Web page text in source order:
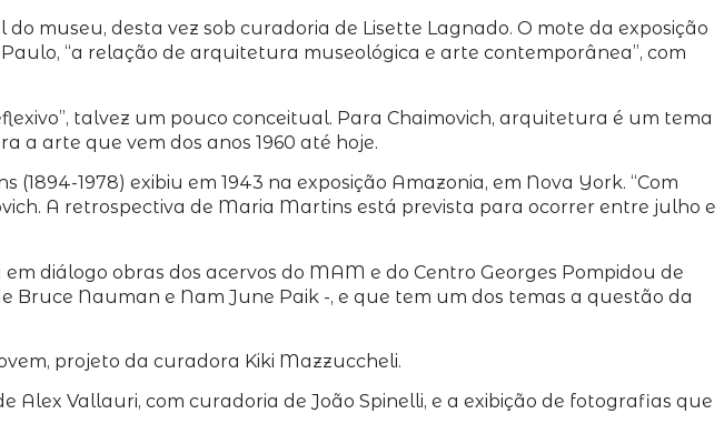
museu, desta vez sob curadoria de Lisette Lagnado. O mote da exposição
“a relação de arquitetura museológica e arte contemporânea”, com
talvez um pouco conceitual. Para Chaimovich, arquitetura é um tema
a arte que vem dos anos 1960 até hoje.
1978) exibiu em 1943 na exposição Amazonia, em Nova York. “Com
A retrospectiva de Maria Martins está prevista para ocorrer entre julho e
diálogo obras dos acervos do MAM e do Centro Georges Pompidou de
Bruce Nauman e Nam June Paik -, e que tem um dos temas a questão da
projeto da curadora Kiki Mazzuccheli.
Vallauri, com curadoria de João Spinelli, e a exibição de fotografias que